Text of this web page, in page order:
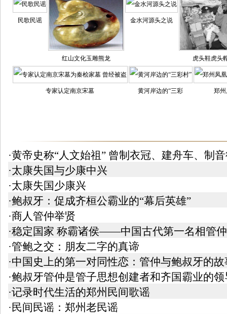
民歌民谣
红山文化玉雕熊龙
金水河源头之说
虎头鞋虎头
专家认定南京宋墓 黄河岸边的“三彩 郑
·黄帝史称“人文始祖” 曾制衣冠、建舟车、制
·太康失国与少康中兴
·太康失国少康兴
·鲍叔牙：促成齐桓公霸业的“幕后英雄”
·商人管仲举贤
·稳定国家 称霸诸侯——中国古代第一名相管仲
·管鲍之交：朋友二字的真谛
·中国史上的第一对同性恋：管仲与鲍叔牙的故
·鲍叔牙管仲是管子思想创建者和齐国霸业的
·记录时代生活的郑州民间歌谣
·民间民谣：郑州老民谣